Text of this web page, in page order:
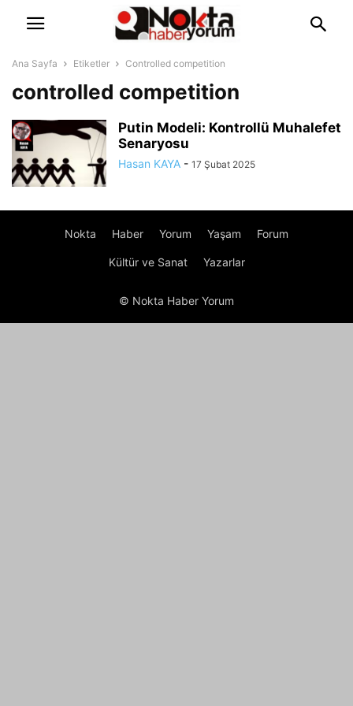
Ana Sayfa Etiketler Controlled competition
controlled competition
Putin Modeli: Kontrollü Muhalefet
Senaryosu
Hasan KAYA - 17 Şubat 2025
Nokta Haber Yorum Yaşam Forum
Kültür ve Sanat Yazarlar
© Nokta Haber Yorum